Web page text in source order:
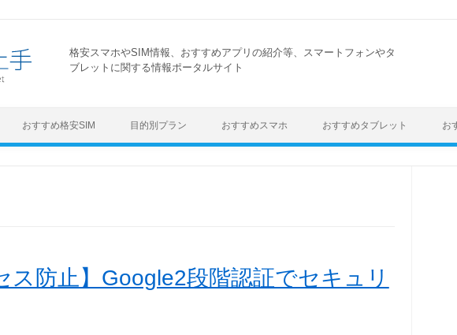
格安スマホやSIM情報、おすすめアプリの紹介等、スマートフォンやタ
ブレットに関する情報ポータルサイト
おすすめ格安SIM 目的別プラン おすすめスマホ おすすめタブレット お
ス防止】Google2段階認証でセキュリ